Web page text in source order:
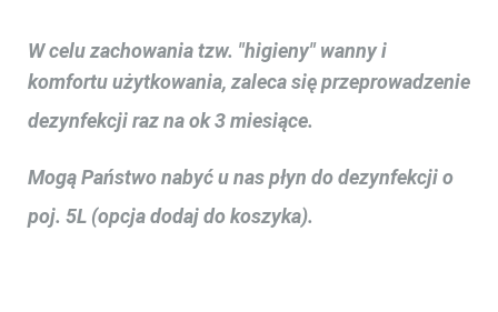
W celu zachowania tzw. "higieny" wanny i
komfortu użytkowania, zaleca się przeprowadzenie
dezynfekcji raz na ok 3 miesiące.
Mogą Państwo nabyć u nas płyn do dezynfekcji o
poj. 5L (opcja dodaj do koszyka).